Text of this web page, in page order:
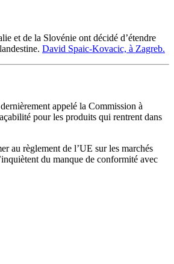
et de la Slovénie ont décidé d’étendre
David Spaic-Kovacic, à Zagreb.
appelé la Commission à
pour les produits qui rentrent dans
au règlement de l’UE sur les marchés
du manque de conformité avec